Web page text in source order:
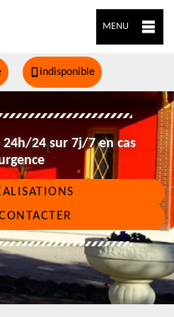
MENU
indisponible
24 sur 7j/7 en cas